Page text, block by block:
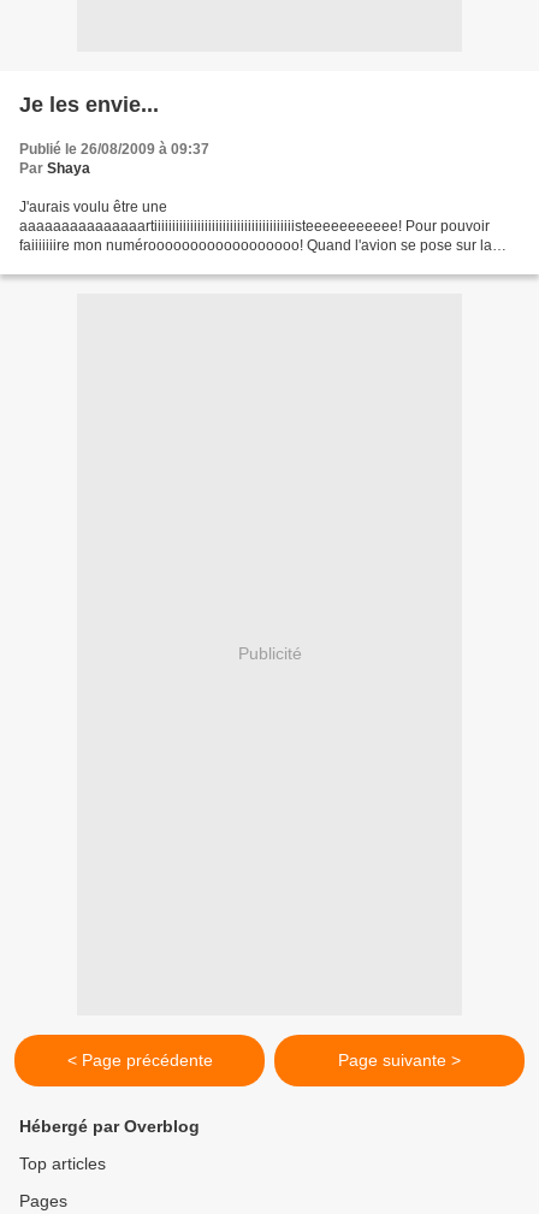
Je les envie...
Publié le 26/08/2009 à 09:37
Par Shaya
J'aurais voulu être une
aaaaaaaaaaaaaaartiiiiiiiiiiiiiiiiiiiiiiiiiiiiiiiiiiiiiiisteeeeeeeeeee! Pour pouvoir
faiiiiiiire mon numéroooooooooooooooooo! Quand l'avion se pose sur la
Publicité
< Page précédente Page suivante >
Hébergé par Overblog
Top articles
Pages